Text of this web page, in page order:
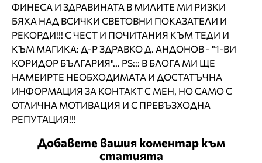
ФИНЕСА И ЗДРАВИНАТА В МИЛИТЕ МИ РИЗКИ
БЯХА НАД ВСИЧКИ СВЕТОВНИ ПОКАЗАТЕЛИ И
РЕКОРДИ!!! С ЧЕСТ И ПОЧИТАНИЯ КЪМ ТЕДИ И
КЪМ МАГИКА: Д-Р ЗДРАВКО Д. АНДОНОВ - "1-ВИ
КОРИДОР БЪЛГАРИЯ"... PS::: В БЛОГА МИ ЩЕ
НАМЕИРТЕ НЕОБХОДИМАТА И ДОСТАТЪЧНА
ИНФОРМАЦИЯ ЗА КОНТАКТ С МЕН, НО САМО С
ОТЛИЧНА МОТИВАЦИЯ И С ПРЕВЪЗХОДНА
РЕПУТАЦИЯ!!!
Добавете вашия коментар към
статията